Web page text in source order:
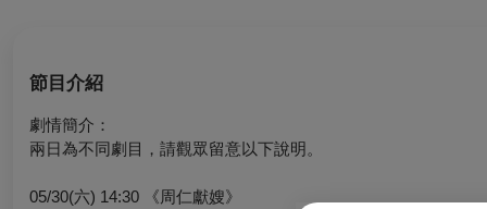
節目介紹
劇情簡介：
兩日為不同劇目，請觀眾留意以下說明。
05/30(六) 14:30 《周仁獻嫂》